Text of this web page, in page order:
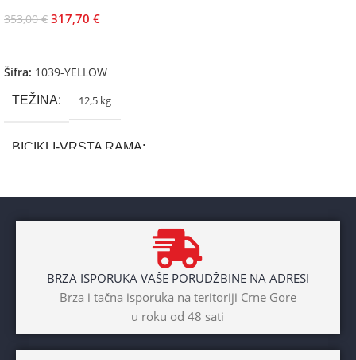
353,00€ 317,70 €
Šifra: 1039-YELLOW
TEŽINA 12,5 kg
BICIKLI-VRSTA RAMA
Unisex
BRZA ISPORUKA VAŠE PORUDŽBINE NA ADRESI
Brza i tačna isporuka na teritoriji Crne Gore
u roku od 48 sati